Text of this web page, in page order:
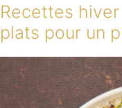
Recettes hiver
plats pour un